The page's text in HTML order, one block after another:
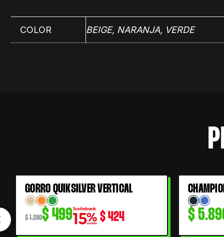
COLOR BEIGE, NARANJA, VERDE
61% OFF
GORRO QUIKSILVER VERTICAL
$1.290
El
precio
original
$499
El
precio
actual
$424 $